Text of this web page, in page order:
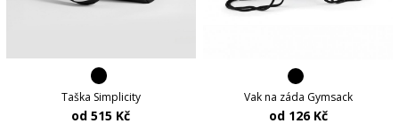
Taška Simplicity
od 515 Kč
Vak na záda Gymsack
od 126 Kč